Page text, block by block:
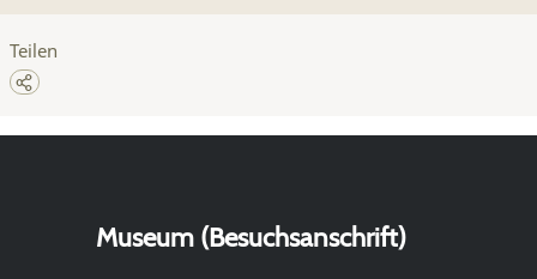
Teilen
Museum (Besuchsanschrift)